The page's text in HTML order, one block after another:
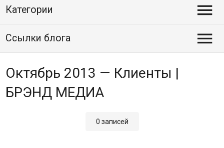
Категории 
Ссылки блога 
Октябрь 2013 — Клиенты |
БРЭНД МЕДИА
0 записей